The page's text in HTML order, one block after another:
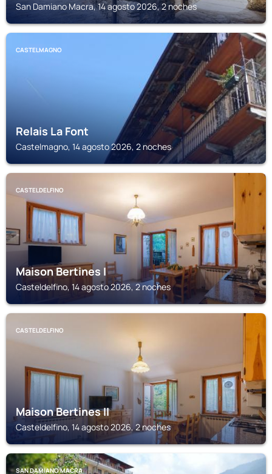
San Damiano Macra, 14 agosto 2026, 2 noches
CASTELMAGNO
Relais La Font
Castelmagno, 14 agosto 2026, 2 noches
CASTELDELFINO
Maison Bertines I
Casteldelfino, 14 agosto 2026, 2 noches
CASTELDELFINO
Maison Bertines II
Casteldelfino, 14 agosto 2026, 2 noches
SAN DAMIANO MACRA